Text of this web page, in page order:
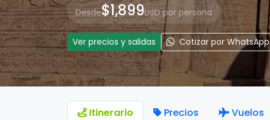
Desde$1,899USD por persona
Ver precios y salidas Cotizar por WhatsApp
Itinerario Precios Vuelos